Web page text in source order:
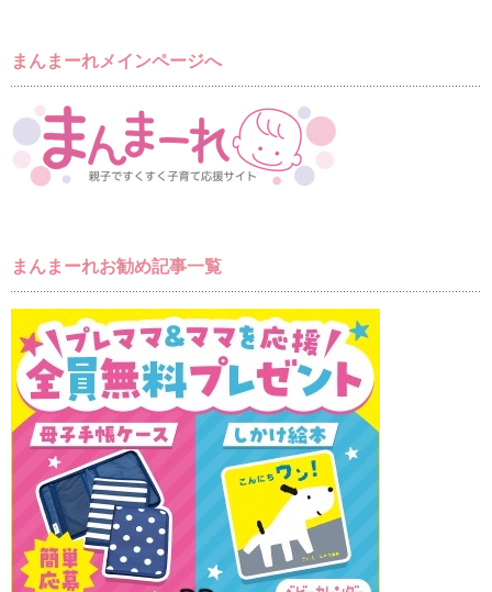
まんまーれメインページへ
まんまーれお勧め記事一覧